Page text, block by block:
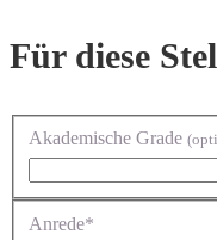
Für diese
Akademische Grade
Anrede*